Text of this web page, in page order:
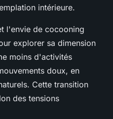
intérieure.
l'envie de cocooning
explorer sa dimension
moins d'activités
doux, en
Cette transition
des tensions